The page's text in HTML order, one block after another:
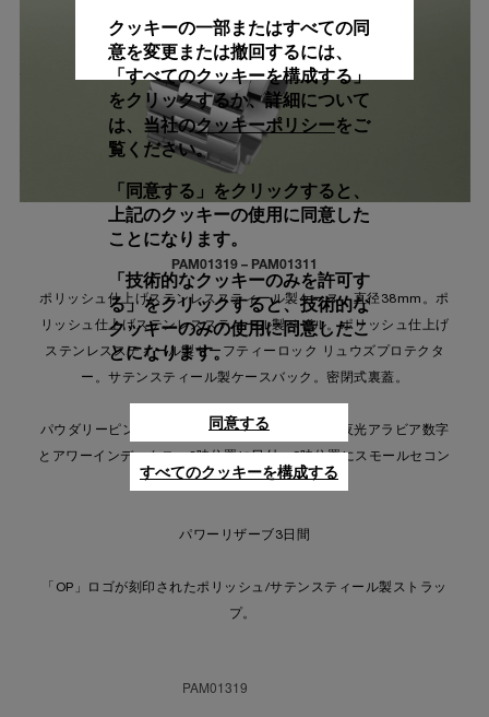
PAM01319 – PAM01311
ポリッシュ仕上げステンレススティール製ケース、直径38mm。ポ
リッシュ仕上げステンレススティール製ベゼル。ポリッシュ仕上げ
ステンレススティール製セーフティーロック リュウズプロテクタ
ー。サテンスティール製ケースバック。密閉式裏蓋。
パウダリーピンクとパステルグリーンの文字盤に夜光アラビア数字
とアワーインデックス。3時位置に日付、9時位置にスモールセコン
ド。
パワーリザーブ3日間
「OP」ロゴが刻印されたポリッシュ/サテンスティール製ストラッ
プ。
PAM01319
クッキーの一部またはすべての同
意を変更または撤回するには、
「すべてのクッキーを構成する」
をクリックするか、詳細について
は、当社のクッキーポリシーをご
覧ください。
「同意する」をクリックすると、
上記のクッキーの使用に同意した
ことになります。
「技術的なクッキーのみを許可す
る」をクリックすると、技術的な
クッキーのみの使用に同意したこ
とになります。
同意する
すべてのクッキーを構成する